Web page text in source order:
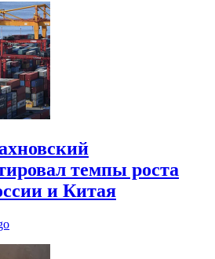
темпы роста
и Китая